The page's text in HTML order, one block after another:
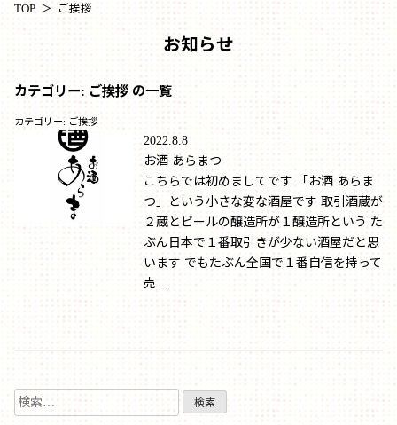
TOP ご挨拶
お知らせ
カテゴリー: ご挨拶の一覧
カテゴリー: ご挨拶
2022.8.8
お酒 あらまつ
こちらでは初めましてです 「お酒 あらま
つ」という小さな変な酒屋です 取引酒蔵が
２蔵とビールの醸造所が１醸造所という た
ぶん日本で１番取引きが少ない酒屋だと思
います でもたぶん全国で１番自信を持って
売…
検
索: